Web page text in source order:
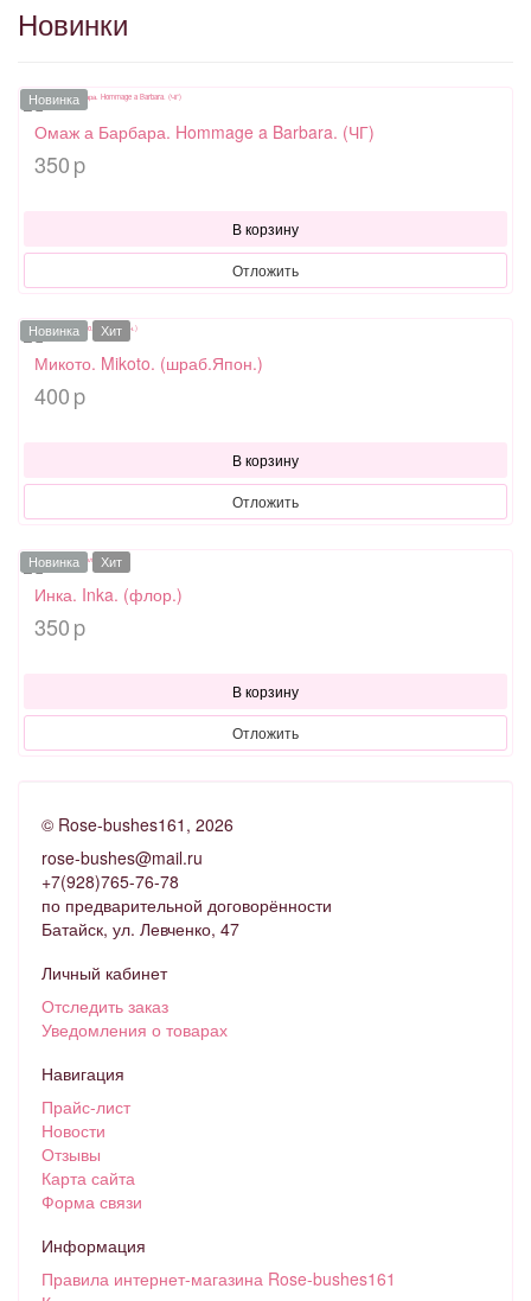
Новинки
Новинка
Омаж а Барбара. Hommage a Barbara. (ЧГ)
350 p
В корзину
Отложить
Новинка Хит
Микото. Mikoto. (шраб.Япон.)
400 p
В корзину
Отложить
Новинка Хит
Инка. Inka. (флор.)
350 p
В корзину
Отложить
© Rose-bushes161 , 2026
rose-bushes@mail.ru
+7(928)765-76-78
по предварительной договорённости
Батайск, ул. Левченко, 47
Личный кабинет
Отследить заказ
Уведомления о товарах
Навигация
Прайс-лист
Новости
Отзывы
Карта сайта
Форма связи
Информация
Правила интернет-магазина Rose-bushes161